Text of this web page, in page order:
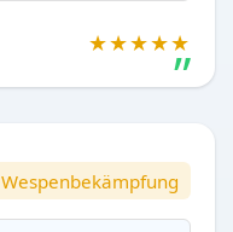
★★★★★
Wespenbekämpfung